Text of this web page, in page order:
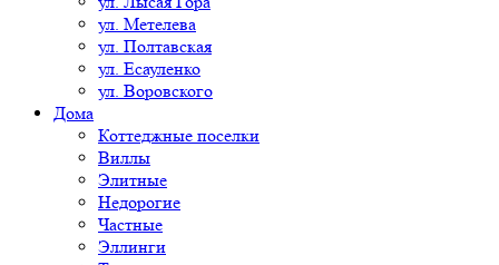
ул. Метелева
ул. Полтавская
ул. Есауленко
ул. Воровского
Дома
Коттеджные поселки
Виллы
Элитные
Недорогие
Частные
Эллинги